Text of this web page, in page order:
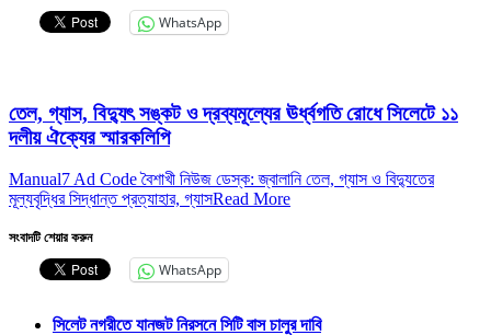
WhatsApp
তেল, গ্যাস, বিদ্যুৎ সঙ্কট ও দ্রব্যমূল্যের ঊর্ধ্বগতি রোধে সিলেটে ১১
দলীয় ঐক্যের স্মারকলিপি
Manual7 Ad Code বৈশাখী নিউজ ডেস্ক: জ্বালানি তেল, গ্যাস ও বিদ্যুতের
মূল্যবৃদ্ধির সিদ্ধান্ত প্রত্যাহার, গ্যাসRead More
সংবাদটি শেয়ার করুন
WhatsApp
সিলেট নগরীতে যানজট নিরসনে সিটি বাস চালুর দাবি